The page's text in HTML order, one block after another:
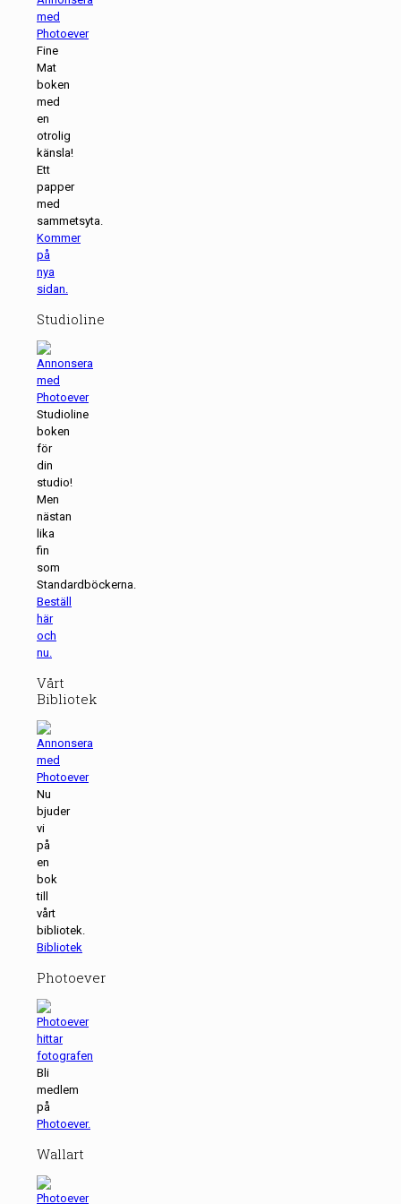
Fine
Mat
boken
med
en
otrolig
känsla!
Ett
papper
med
sammetsyta.
Kommer
på
nya
sidan.
Studioline
Studioline
boken
för
din
studio!
Men
nästan
lika
fin
som
Standardböckerna.
Beställ
här
och
nu.
Vårt
Bibliotek
Nu
bjuder
vi
på
en
bok
till
vårt
bibliotek.
Bibliotek
Photoever
Bli
medlem
på
Photoever.
Wallart